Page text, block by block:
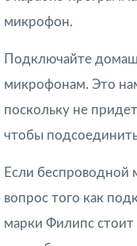
микрофон.
Подключайте
микрофонам. Это
поскольку не
чтобы
Если
вопрос того как
марки Филипс